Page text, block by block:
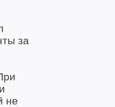
за
не